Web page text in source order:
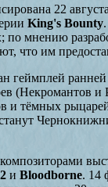
22
King's Bounty
по мнению
что им
геймплей
(Некромантов
и тёмных
и Bloodborne. 14